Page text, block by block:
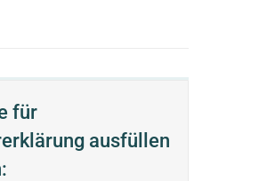
für
ausfüllen